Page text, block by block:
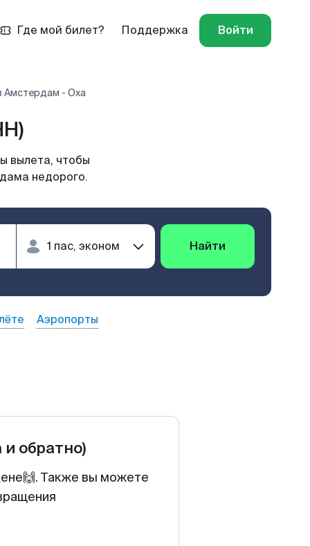
Где мой билет? Поддержка Войти
Амстердам - Оха
вылета, чтобы
недорого.
Найти
Аэропорты
и обратно)
Также вы можете